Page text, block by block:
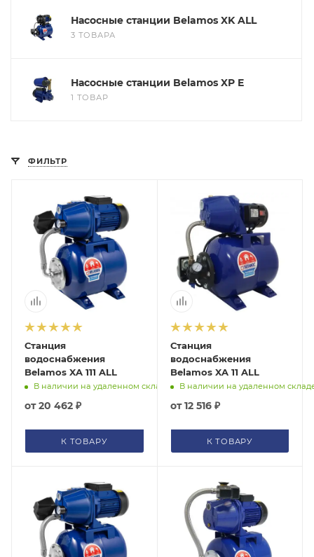
Насосные станции Belamos XK ALL
3 ТОВАРА
Насосные станции Belamos XP E
1 ТОВАР
ФИЛЬТР
Станция
водоснабжения
Belamos XA 111 ALL
В наличии на удаленном складе
от20 462 ₽
К ТОВАРУ
Станция
водоснабжения
Belamos XA 11 ALL
В наличии на удаленном
от12 516 ₽
К ТОВАРУ
ЗАКАЗАТЬ ЗВОНОК